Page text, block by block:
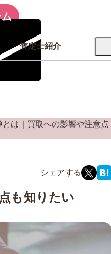
査定士紹介
は｜買取への影響や注意点
も知りたい